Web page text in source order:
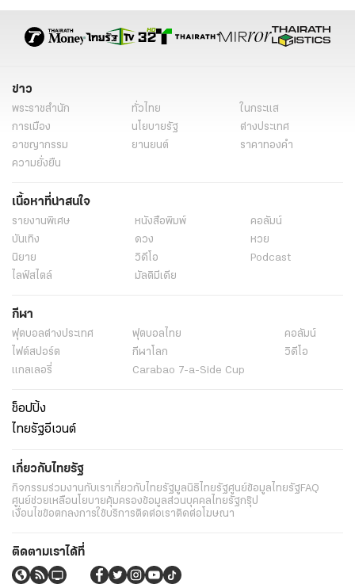
ข่าว
พระราชสำนัก ทั่วไทย
ในกระแส
การเมือง
นโยบายรัฐ
ต่างประเทศ
อาชญากรรม
ยานยนต์
ราคาทองคำ
ความยั่งยืน
เนื้อหาที่น่าสนใจ
รายงานพิเศษ หนังสือพิมพ์
คอลัมน์
บันเทิง
ดวง
หวย
นิยาย
วิดีโอ
Podcast
ไลฟ์สไตล์
มัลติมีเดีย
กีฬา
ฟุตบอลต่่างประเทศ ฟุตบอลไทย
คอลัมน์
ไฟต์สปอร์ต
กีฬาโลก
วิดีโอ
แกลเลอรี่
Carabao 7-a-Side Cup
ช็อปปิ้ง
ไทยรัฐอีเวนต์
เกี่ยวกับไทยรัฐ
กิจกรรมร่วมงานกับเราเกี่ยวกับไทยรัฐมูลนิธิไทยรัฐศูนย์ข้อมูลไทยรัฐFAQ
ศูนย์ช่วยเหลือนโยบายคุ้มครองข้อมูลส่วนบุคคลไทยรัฐกรุ๊ป
เงื่อนไขข้อตกลงการใช้บริการติดต่อเราติดต่อโฆษณา
ติดตามเราได้ที่